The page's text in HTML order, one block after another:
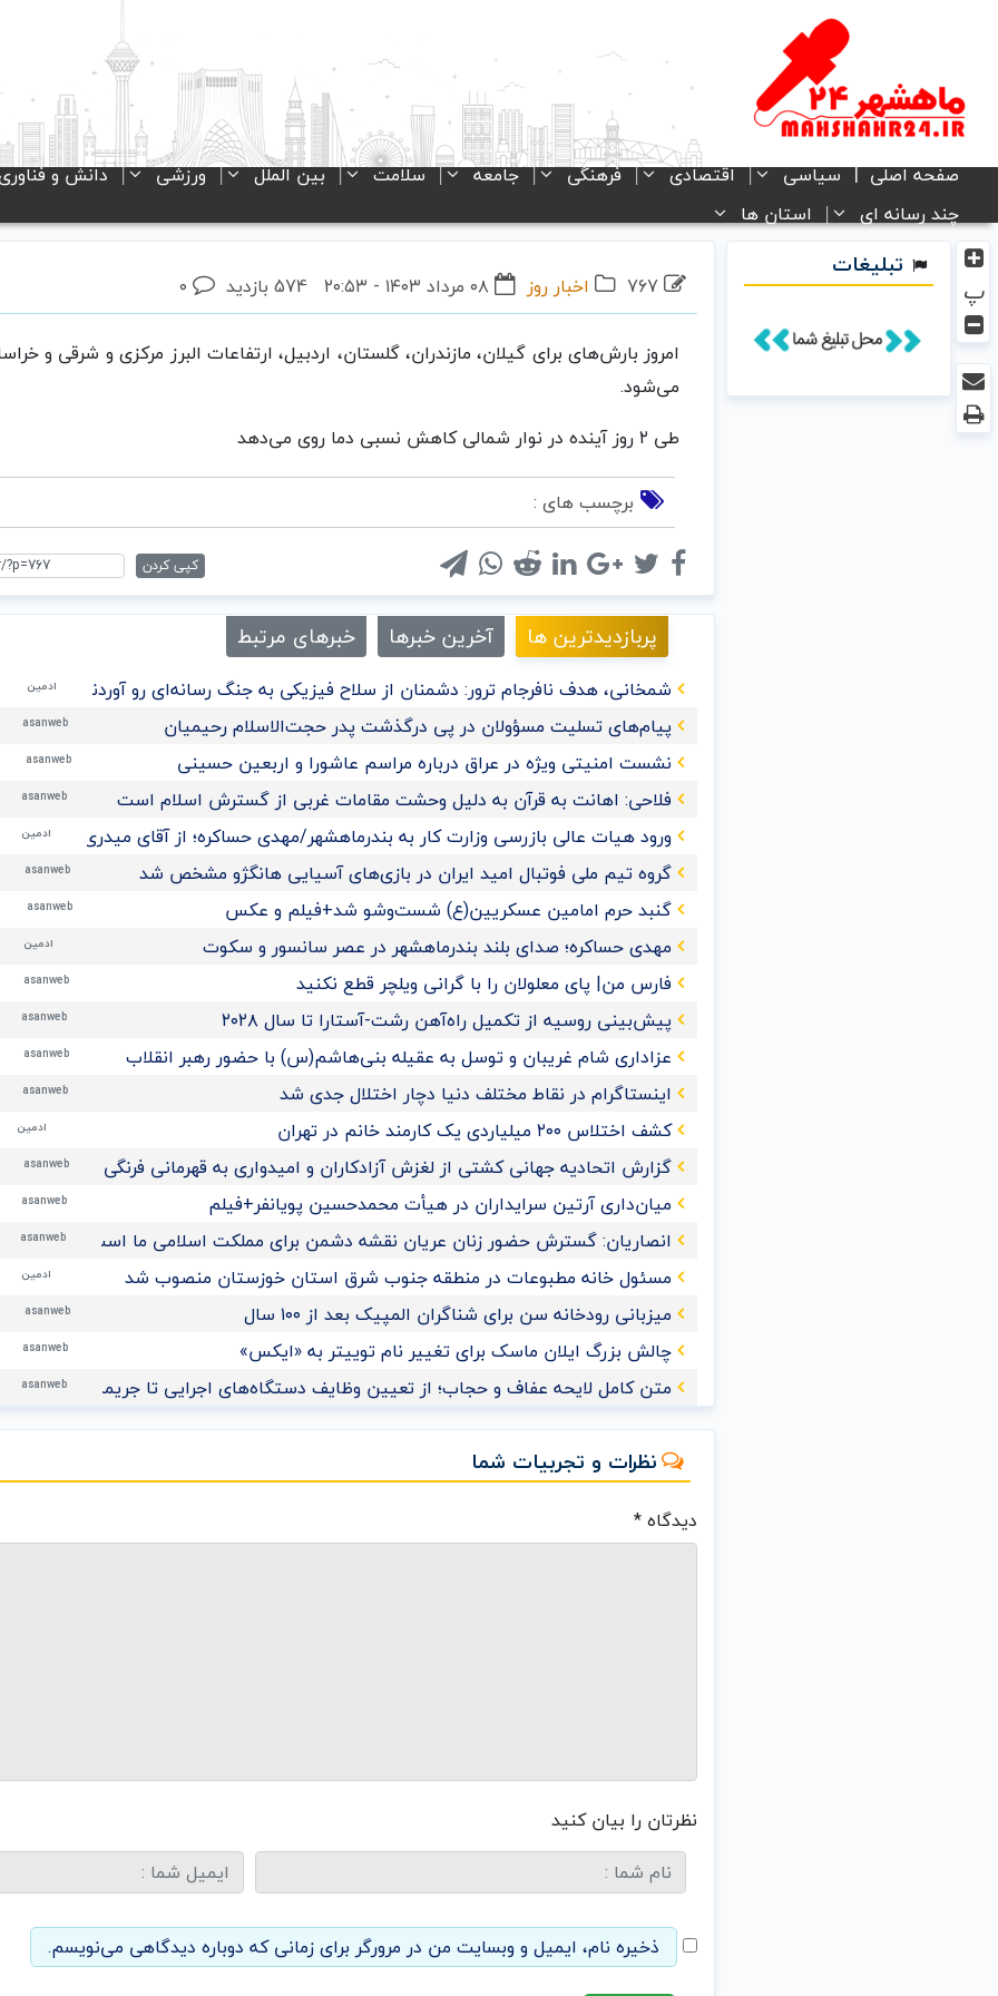
صفحه اصلی سیاسی اقتصادی فرهنگی جامعه سلامت بین الملل ورزشی دانش و
چند رسانه ای
استان ها
پ
تبلیغات
767 اخبار روز ۰۸ مرداد ۱۴۰۳ - ۲۰:۵۳ 574 بازدید ۰
امروز بارش‌های برای گیلان، مازندران، گلستان،‌ اردبیل، ارتفاعات البرز مرکزی و شرقی و
می‌شود.
طی ۲ روز آینده در نوار شمالی کاهش نسبی دما روی می‌دهد
برچسب های :
کپی کردن
پربازدیدترین ها آخرین خبرها خبرهای مرتبط
ادمینشمخانی، هدف نافرجام ترور: دشمنان از سلاح فیزیکی به جنگ رسانه‌ای رو آوردند/
asanweb پیام‌های تسلیت مسؤولان در پی درگذشت پدر حجت‌الاسلام رحیمیان
asanweb نشست امنیتی ویژه در عراق درباره مراسم عاشورا و اربعین حسینی
asanweb فلاحی: اهانت به قرآن‌ به دلیل وحشت مقامات غربی از گسترش اسلام است
ادمین
ورود هیات عالی بازرسی وزارت کار به بندرماهشهر/مهدی حساکره؛ از آقای میدری تشکر میکنم
asanweb گروه تیم ملی فوتبال امید ایران در بازی‌های آسیایی هانگژو مشخص شد
asanweb گنبد حرم امامین عسکریین(ع) شست‌وشو شد+فیلم و عکس
ادمین مهدی حساکره؛ صدای بلند بندرماهشهر در عصر سانسور و سکوت
asanweb فارس من| پای معلولان را با گرانی ویلچر قطع نکنید
asanweb پیش‌بینی روسیه از تکمیل راه‌آهن رشت-آستارا تا سال ‌۲۰۲۸
asanweb عزاداری شام غریبان و توسل به عقیله بنی‌هاشم(س) با حضور رهبر انقلاب
asanweb اینستاگرام در نقاط مختلف دنیا دچار اختلال جدی شد
ادمین کشف اختلاس ۲۰۰ میلیاردی یک کارمند خانم در تهران
asanweb
گزارش اتحادیه جهانی کشتی از لغزش آزادکاران و امیدواری به قهرمانی فرنگی‌کاران نوجوان
asanweb میان‌داری آرتین سرایداران در هیأت محمدحسین پویانفر+فیلم
asanweb انصاریان: گسترش حضور زنان عریان نقشه دشمن برای مملکت اسلامی ما است
ادمین مسئول خانه مطبوعات در منطقه جنوب شرق استان خوزستان منصوب شد
asanweb میزبانی رودخانه سن برای شناگران المپیک بعد از ۱۰۰ سال
asanweb چالش بزرگ ایلان ماسک برای تغییر نام توییتر به «ایکس»
asanweb
متن کامل لایحه عفاف و حجاب؛ از تعیین وظایف دستگاه‌های اجرایی تا جریمه نقدی برای
نظرات و تجربیات شما
دیدگاه*
نظرتان را بیان کنید
ذخیره نام، ایمیل و وبسایت من در مرورگر برای زمانی که دوباره دیدگاهی می‌نویسم.